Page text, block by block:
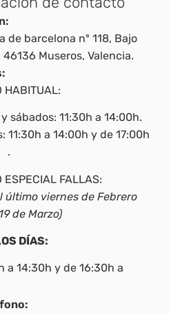
de barcelona nº 118, Bajo
Museros, Valencia.
HABITUAL:
sábados: 11:30h a 14:00h.
11:30h a 14:00h y de 17:00h
.
ESPECIAL FALLAS:
último viernes de Febrero
de Marzo)
DÍAS:
a 14:30h y de 16:30h a